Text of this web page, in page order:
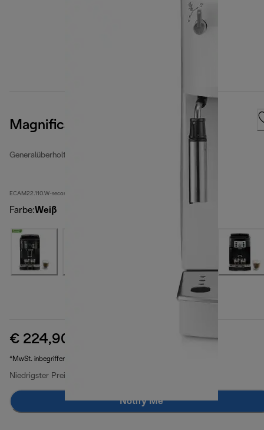
Magnifica S
Generalüberholte Kaffeevollautomaten
ECAM22.110.W-second
Farbe:Weiß
€ 224,90 Originalpreis € 399,90
*MwSt. inbegriffen
Niedrigster Preis seit 30 Tagen
Notify Me